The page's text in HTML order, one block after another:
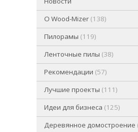
O Wood-Mizer 138
Пилорамы 119
Ленточные пилы 38
Рекомендации 57
Лучшие проекты 111
Идеи для бизнеса 125
Деревянное домостроение